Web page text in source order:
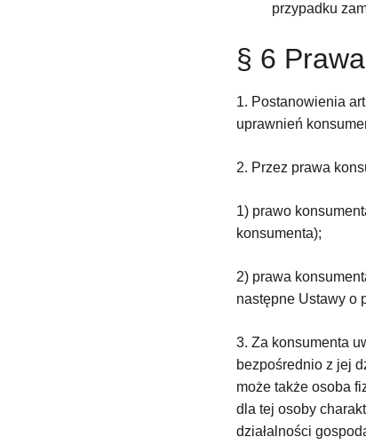
przypadku
§ 6
1. Postanowienia
uprawnień
2. Przez prawa
1) prawo
konsumenta);
2) prawa
następne Ustawy o
3. Za konsumenta
bezpośrednio z jej
może także osoba
dla tej osoby
działalności